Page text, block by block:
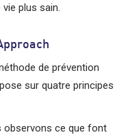
plus sain.
de prévention
sur quatre principes
observons ce que font